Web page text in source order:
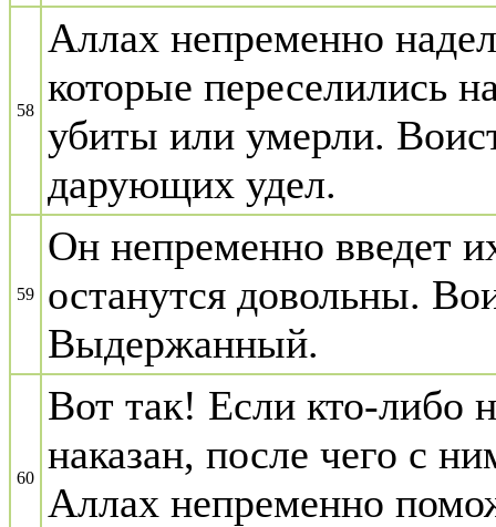
58
Аллах непременно
которые переселились
убиты или умерли.
дарующих удел.
59
Он непременно введет
останутся довольны.
Выдержанный.
60
Вот так! Если кто-либо
наказан, после чего с
Аллах непременно